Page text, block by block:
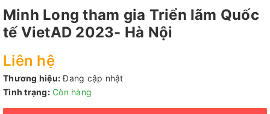
Minh Long tham gia Triển lãm Quốc
tế VietAD 2023- Hà Nội
Liên hệ
Thương hiệu: Đang cập nhật
Tình trạng: Còn hàng